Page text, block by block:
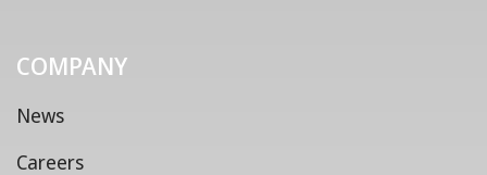
COMPANY
News
Careers